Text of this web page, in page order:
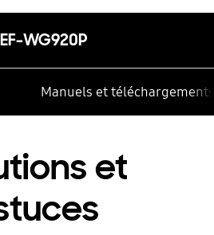
EF-WG920P
Manuels et téléchargements
et